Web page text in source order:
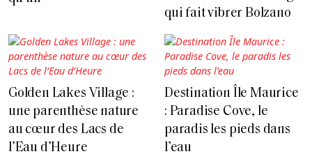
qui fait vibrer Bolzano
Golden Lakes Village :
une parenthèse nature
au cœur des Lacs de
l’Eau d’Heure
Destination Île Maurice
: Paradise Cove, le
paradis les pieds dans
l’eau